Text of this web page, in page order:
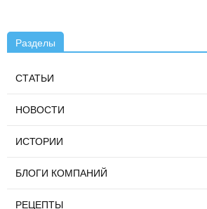
Разделы
СТАТЬИ
НОВОСТИ
ИСТОРИИ
БЛОГИ КОМПАНИЙ
РЕЦЕПТЫ